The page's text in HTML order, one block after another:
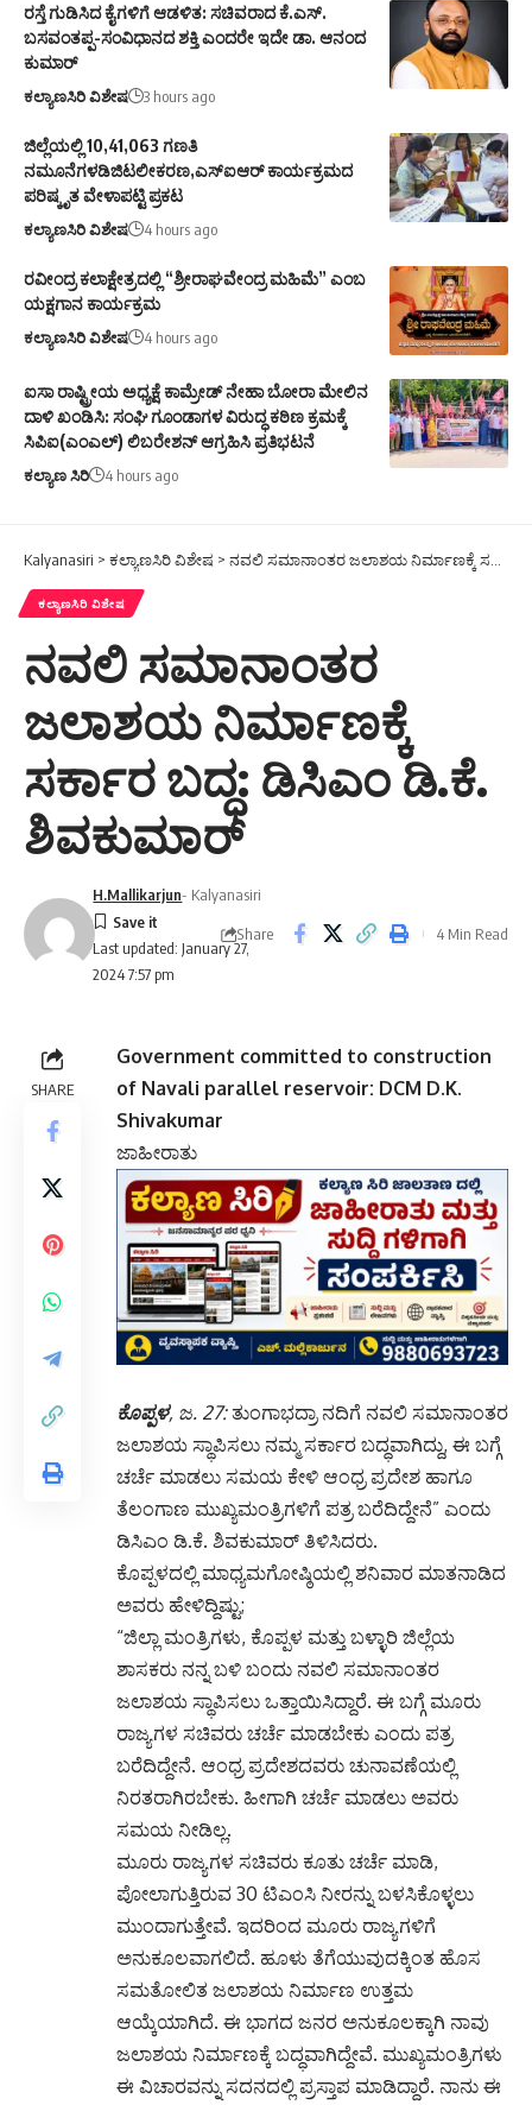
ರಸ್ತೆ ಗುಡಿಸಿದ ಕೈಗಳಿಗೆ ಆಡಳಿತ: ಸಚಿವರಾದ ಕೆ.ಎಸ್.
ಬಸವಂತಪ್ಪ-ಸಂವಿಧಾನದ ಶಕ್ತಿ ಎಂದರೇ ಇದೇ ಡಾ. ಆನಂದ
ಕುಮಾರ್
ಕಲ್ಯಾಣಸಿರಿ ವಿಶೇಷ 3 hours ago
ಜಿಲ್ಲೆಯಲ್ಲಿ 10,41,063 ಗಣತಿ
ನಮೂನೆಗಳಡಿಜಿಟಲೀಕರಣ,ಎಸ್ಐಆರ್ ಕಾರ್ಯಕ್ರಮದ
ಪರಿಷ್ಕೃತ ವೇಳಾಪಟ್ಟಿ ಪ್ರಕಟ
ಕಲ್ಯಾಣಸಿರಿ ವಿಶೇಷ 4 hours ago
ರವೀಂದ್ರ ಕಲಾಕ್ಷೇತ್ರದಲ್ಲಿ “ಶ್ರೀರಾಘವೇಂದ್ರ ಮಹಿಮೆ” ಎಂಬ
ಯಕ್ಷಗಾನ ಕಾರ್ಯಕ್ರಮ
ಕಲ್ಯಾಣಸಿರಿ ವಿಶೇಷ 4 hours ago
ಐಸಾ ರಾಷ್ಟ್ರೀಯ ಅಧ್ಯಕ್ಷೆ ಕಾಮ್ರೇಡ್ ನೇಹಾ ಬೋರಾ ಮೇಲಿನ
ದಾಳಿ ಖಂಡಿಸಿ: ಸಂಘಿ ಗೂಂಡಾಗಳ ವಿರುದ್ಧ ಕಠಿಣ ಕ್ರಮಕ್ಕೆ
ಸಿಪಿಐ(ಎಂಎಲ್) ಲಿಬರೇಶನ್ ಆಗ್ರಹಿಸಿ ಪ್ರತಿಭಟನೆ
ಕಲ್ಯಾಣ ಸಿರಿ 4 hours ago
Kalyanasiri > ಕಲ್ಯಾಣಸಿರಿ ವಿಶೇಷ > ನವಲಿ ಸಮಾನಾಂತರ ಜಲಾಶಯ ನಿರ್ಮಾಣಕ್ಕೆ ಸರ್ಕಾರ ಬದ್ಧ: ಡಿಸಿಎಂ ಡಿ.ಕೆ. ಶಿವಕುಮಾರ್
ಕಲ್ಯಾಣಸಿರಿ ವಿಶೇಷ
ನವಲಿ ಸಮಾನಾಂತರ
ಜಲಾಶಯ ನಿರ್ಮಾಣಕ್ಕೆ
ಸರ್ಕಾರ ಬದ್ಧ: ಡಿಸಿಎಂ ಡಿ.ಕೆ.
ಶಿವಕುಮಾರ್
Last updated: January 27,
2024 7:57 pm
H.Mallikarjun- Kalyanasiri
Share 4 Min Read
SHARE
Government committed to construction
of Navali parallel reservoir: DCM D.K.
Shivakumar
ಜಾಹೀರಾತು
ಕೊಪ್ಪಳ, ಜ. 27:ತುಂಗಾಭದ್ರಾ ನದಿಗೆ ನವಲಿ ಸಮಾನಾಂತರ
ಜಲಾಶಯ ಸ್ಥಾಪಿಸಲು ನಮ್ಮ ಸರ್ಕಾರ ಬದ್ಧವಾಗಿದ್ದು, ಈ ಬಗ್ಗೆ
ಚರ್ಚೆ ಮಾಡಲು ಸಮಯ ಕೇಳಿ ಆಂಧ್ರ ಪ್ರದೇಶ ಹಾಗೂ
ತೆಲಂಗಾಣ ಮುಖ್ಯಮಂತ್ರಿಗಳಿಗೆ ಪತ್ರ ಬರೆದಿದ್ದೇನೆ” ಎಂದು
ಡಿಸಿಎಂ ಡಿ.ಕೆ. ಶಿವಕುಮಾರ್ ತಿಳಿಸಿದರು.
ಕೊಪ್ಪಳದಲ್ಲಿ ಮಾಧ್ಯಮಗೋಷ್ಠಿಯಲ್ಲಿ ಶನಿವಾರ ಮಾತನಾಡಿದ
ಅವರು ಹೇಳಿದ್ದಿಷ್ಟು;
“ಜಿಲ್ಲಾ ಮಂತ್ರಿಗಳು, ಕೊಪ್ಪಳ ಮತ್ತು ಬಳ್ಳಾರಿ ಜಿಲ್ಲೆಯ
ಶಾಸಕರು ನನ್ನ ಬಳಿ ಬಂದು ನವಲಿ ಸಮಾನಾಂತರ
ಜಲಾಶಯ ಸ್ಥಾಪಿಸಲು ಒತ್ತಾಯಿಸಿದ್ದಾರೆ. ಈ ಬಗ್ಗೆ ಮೂರು
ರಾಜ್ಯಗಳ ಸಚಿವರು ಚರ್ಚೆ ಮಾಡಬೇಕು ಎಂದು ಪತ್ರ
ಬರೆದಿದ್ದೇನೆ. ಆಂಧ್ರ ಪ್ರದೇಶದವರು ಚುನಾವಣೆಯಲ್ಲಿ
ನಿರತರಾಗಿರಬೇಕು. ಹೀಗಾಗಿ ಚರ್ಚೆ ಮಾಡಲು ಅವರು
ಸಮಯ ನೀಡಿಲ್ಲ.
ಮೂರು ರಾಜ್ಯಗಳ ಸಚಿವರು ಕೂತು ಚರ್ಚೆ ಮಾಡಿ,
ಪೋಲಾಗುತ್ತಿರುವ 30 ಟಿಎಂಸಿ ನೀರನ್ನು ಬಳಸಿಕೊಳ್ಳಲು
ಮುಂದಾಗುತ್ತೇವೆ. ಇದರಿಂದ ಮೂರು ರಾಜ್ಯಗಳಿಗೆ
ಅನುಕೂಲವಾಗಲಿದೆ. ಹೂಳು ತೆಗೆಯುವುದಕ್ಕಿಂತ ಹೊಸ
ಸಮತೋಲಿತ ಜಲಾಶಯ ನಿರ್ಮಾಣ ಉತ್ತಮ
ಆಯ್ಕೆಯಾಗಿದೆ. ಈ ಭಾಗದ ಜನರ ಅನುಕೂಲಕ್ಕಾಗಿ ನಾವು
ಜಲಾಶಯ ನಿರ್ಮಾಣಕ್ಕೆ ಬದ್ಧವಾಗಿದ್ದೇವೆ. ಮುಖ್ಯಮಂತ್ರಿಗಳು
ಈ ವಿಚಾರವನ್ನು ಸದನದಲ್ಲಿ ಪ್ರಸ್ತಾಪ ಮಾಡಿದ್ದಾರೆ. ನಾನು ಈ